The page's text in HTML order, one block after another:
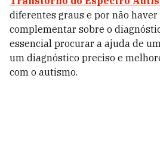
diferentes graus e por não
complementar sobre o
essencial procurar a ajuda de
um diagnóstico preciso e
com o autismo.